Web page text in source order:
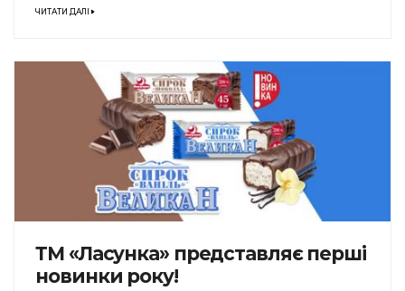
ЧИТАТИ ДАЛІ
ТМ «Ласунка» представляє перші
новинки року!